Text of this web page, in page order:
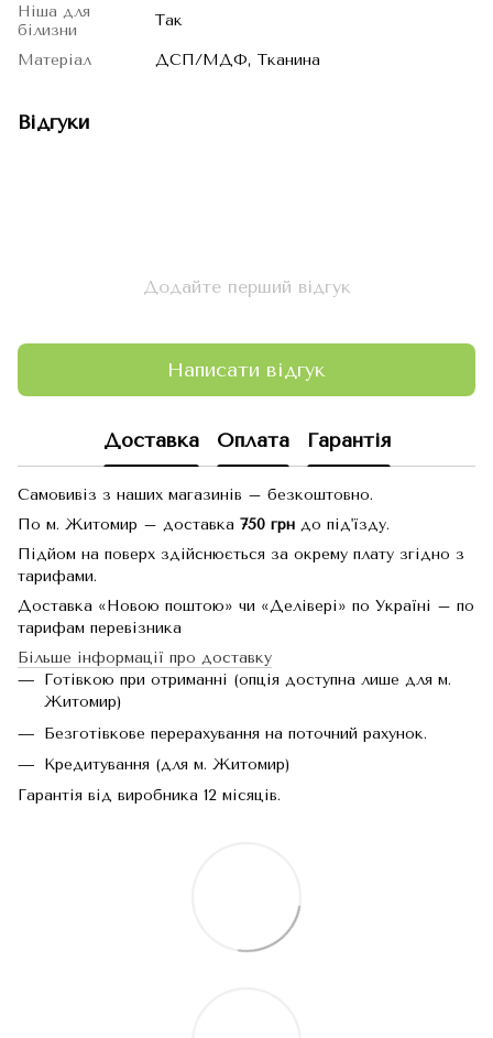
Ніша для
білизни
Так
Матеріал ДСП/МДФ, Тканина
Відгуки
Додайте перший відгук
Написати відгук
Доставка Оплата Гарантія
Самовивіз з наших магазинів – безкоштовно.
По м. Житомир – доставка 750 грн до під'їзду.
Підйом на поверх здійснюється за окрему плату згідно з
тарифами.
Доставка «Новою поштою» чи «Делівері» по Україні – по
тарифам перевізника
Більше інформації про доставку
Готівкою при отриманні (опція доступна лише для м.
Житомир)
Безготівкове перерахування на поточний рахунок.
Кредитування (для м. Житомир)
Гарантія від виробника 12 місяців.